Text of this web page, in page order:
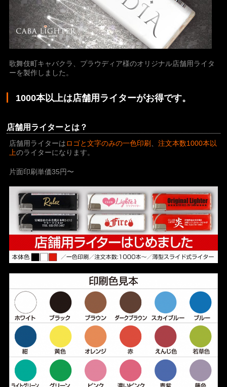
歌舞伎町キャバクラ、プラウディア様のオリジナル店舗用ライタ
ーを製作しました。
1000本以上は店舗用ライターがお得です。
店舗用ライターとは？
店舗用ライターはロゴと文字のみの一色印刷 、注文本数1000本以
上のライターになります。
片面印刷単価35円〜